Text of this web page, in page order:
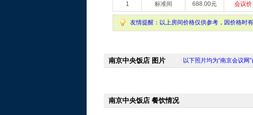
1 标准间 688.00元 会议价
友情提醒：以上房间价格仅供参考，因价格时
南京中央饭店 图片 以下照片均为“南京会议
南京中央饭店 餐饮情况